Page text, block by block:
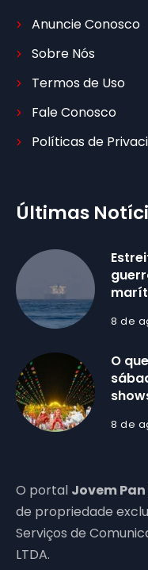
Anuncie Conosco
Sobre Nós
Termos de Uso
Fale Conosco
Políticas de
Últimas
8 de
O
8 de
O portal Jovem
de propriedade
Serviços de
LTDA.